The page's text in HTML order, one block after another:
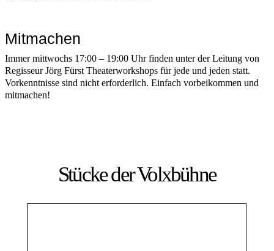
Mitmachen
Immer mittwochs 17:00 – 19:00 Uhr finden unter der Leitung von
Regisseur Jörg Fürst Theaterworkshops für jede und jeden statt.
Vorkenntnisse sind nicht erforderlich. Einfach vorbeikommen und
mitmachen!
Stücke der Volxbühne